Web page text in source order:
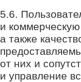
5.6.
и
а также
от них и
и управление